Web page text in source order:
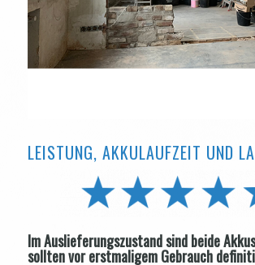
LEISTUNG, AKKULAUFZEIT UND
Im Auslieferungszustand sind beide
sollten vor erstmaligem Gebrauch